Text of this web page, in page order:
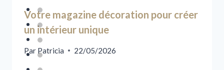
Votre magazine décoration pour créer
un intérieur unique
Par Patricia 22/05/2026